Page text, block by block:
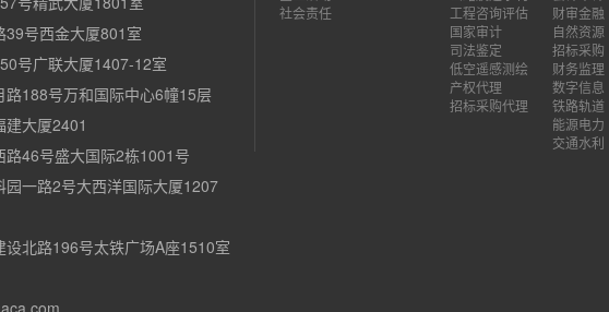
号西金大厦801室
号广联大厦1407-12室
188号万和国际中心6幢15层
建大厦2401
46号盛大国际2栋1001号
园一路2号大西洋国际大厦1207
北路196号太铁广场A座1510室
社会责任
工程咨询评估
国家审计
司法鉴定
低空遥感测绘
产权代理
招标采购代理
财审金融
自然资源
招标采购
财务监理
数字信息
铁路轨道
能源电力
交通水利